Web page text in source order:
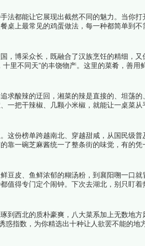
都能让它展现出截然不同的魅力。当你打
上最常见的鸡蛋做法，每一种都简单到不
，博采众长，既融合了汉族烹饪的精细，又
里不同天”的丰饶物产。这里的菜肴，善用
看详细名单吧！
求酸辣的迂回，湘菜的辣是直接的、坦荡的
把干辣椒、几颗小米椒，就能让一桌菜从
辣味美学最极致的表达。下面跟着榜中榜
这份榜单跨越南北、穿越甜咸，从国民级普
一碗芝麻酱统一了整条街的味觉，有的凭
一笑。下面跟着榜中榜编辑一起来看看详
豆皮、鱼鲜浓郁的糊汤粉，到襄阳嗍一口就
值得专门定个闹钟。下次去湖北，别只盯着
到西北的质朴豪爽，八大菜系加上无数地方
指数，为你精选出十种让人欲罢不能的地